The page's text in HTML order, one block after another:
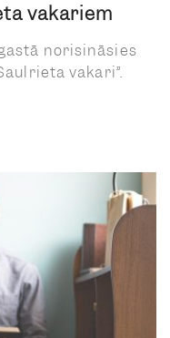
vakariem
norisināsies
vakari”.